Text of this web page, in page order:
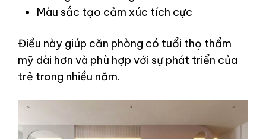
Màu sắc tạo cảm xúc tích cực
Điều này giúp căn phòng có tuổi thọ thẩm
mỹ dài hơn và phù hợp với sự phát triển của
trẻ trong nhiều năm.